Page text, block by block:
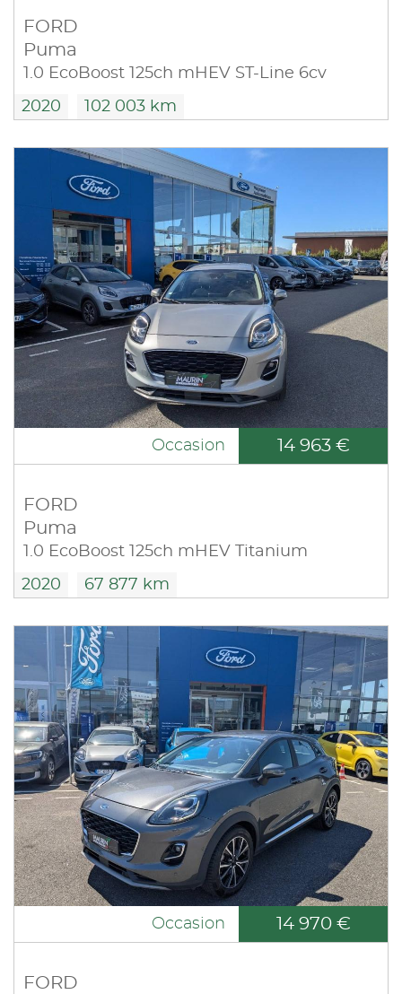
FORD
Puma
1.0 EcoBoost 125ch mHEV ST-Line 6cv
2020 102 003 km
Occasion 14 963 €
FORD
Puma
1.0 EcoBoost 125ch mHEV Titanium
2020 67 877 km
Occasion 14 970 €
FORD